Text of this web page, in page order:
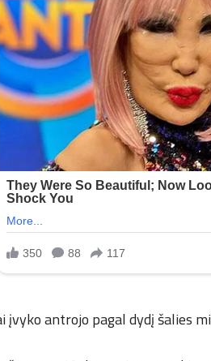
įvyko antrojo pagal dydį šalies